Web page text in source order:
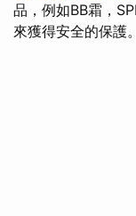
品，例如BB霜，
來獲得安全的保護。